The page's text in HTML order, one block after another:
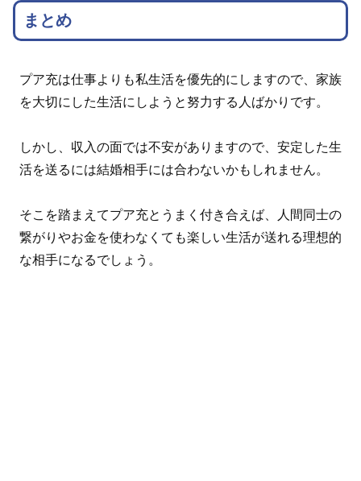
まとめ
プア充は仕事よりも私生活を優先的にしますので、家族
を大切にした生活にしようと努力する人ばかりです。
しかし、収入の面では不安がありますので、安定した生
活を送るには結婚相手には合わないかもしれません。
そこを踏まえてプア充とうまく付き合えば、人間同士の
繋がりやお金を使わなくても楽しい生活が送れる理想的
な相手になるでしょう。